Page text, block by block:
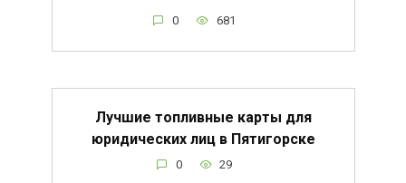
0 681
Лучшие топливные карты для
юридических лиц в Пятигорске
0 29